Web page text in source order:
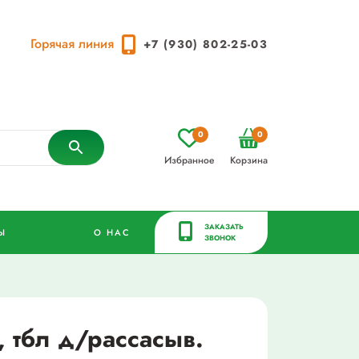
Горячая линия +7 (930) 802-25-03
Избранное
0
Корзина
0
О НАС
ЗАКАЗАТЬ
ЗВОНОК
тбл д/рассасыв.